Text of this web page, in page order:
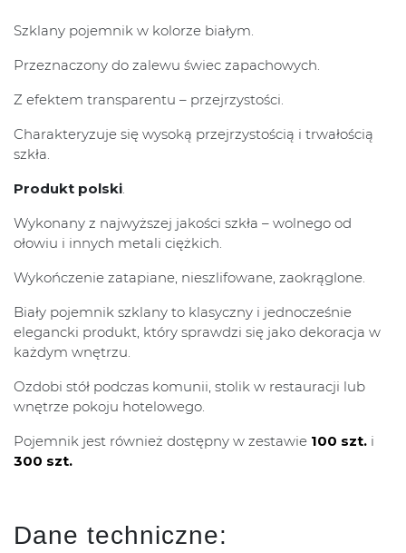
Szklany pojemnik w kolorze białym.
Przeznaczony do zalewu świec zapachowych.
Z efektem transparentu – przejrzystości.
Charakteryzuje się wysoką przejrzystością i trwałością
szkła.
Produkt polski.
Wykonany z najwyższej jakości szkła – wolnego od
ołowiu i innych metali ciężkich.
Wykończenie zatapiane, nieszlifowane, zaokrąglone.
Biały pojemnik szklany to klasyczny i jednocześnie
elegancki produkt, który sprawdzi się jako dekoracja w
każdym wnętrzu.
Ozdobi stół podczas komunii, stolik w restauracji lub
wnętrze pokoju hotelowego.
Pojemnik jest również dostępny w zestawie 100 szt. i
300 szt.
Dane techniczne: